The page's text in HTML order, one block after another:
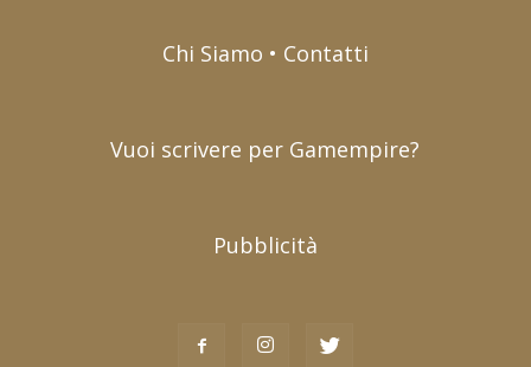
Chi Siamo • Contatti
Vuoi scrivere per Gamempire?
Pubblicità